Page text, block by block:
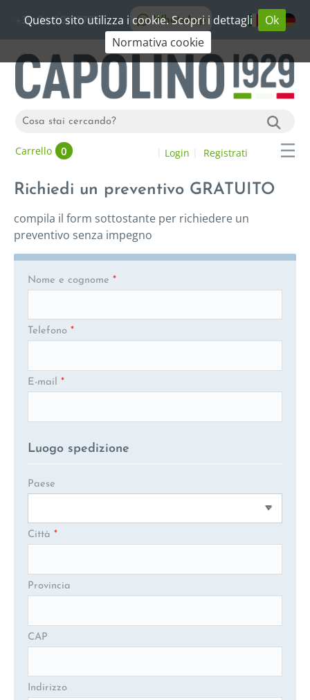
Questo sito utilizza i cookie. Scopri i dettagli
Ok
Normativa cookie
+39 06 20192773 WhatsApp
Carrello 0 Login Registrati
Richiedi un preventivo GRATUITO
compila il form sottostante per richiedere un
preventivo senza impegno
Nome e cognome *
Telefono *
E-mail *
Luogo spedizione
Paese
Città *
Provincia
CAP
Indirizzo